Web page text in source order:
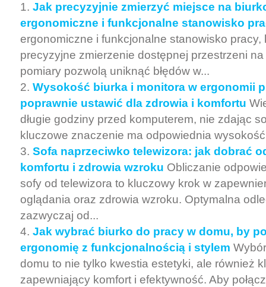
Jak precyzyjnie zmierzyć miejsce na
ergonomiczne i funkcjonalne stanowisko
ergonomiczne i funkcjonalne stanowisko pracy,
precyzyjne zmierzenie dostępnej przestrzeni na
pomiary pozwolą uniknąć błędów w...
Wysokość biurka i monitora w ergonomii
poprawnie ustawić dla zdrowia i komfortu
długie godziny przed komputerem, nie zdając
kluczowe znaczenie ma odpowiednia
Sofa naprzeciwko telewizora: jak dobrać
komfortu i zdrowia wzroku Obliczanie
sofy od telewizora to kluczowy krok w
oglądania oraz zdrowia wzroku. Optymalna
zazwyczaj od...
Jak wybrać biurko do pracy w domu, by
ergonomię z funkcjonalnością i stylem
domu to nie tylko kwestia estetyki, ale również
zapewniający komfort i efektywność. Aby